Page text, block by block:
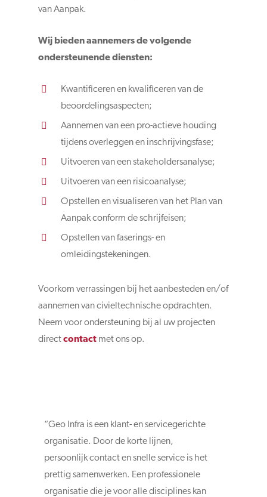
van Aanpak.
Wij bieden aannemers de volgende
ondersteunende diensten:
Kwantificeren en kwalificeren van de
beoordelingsaspecten;
Aannemen van een pro-actieve houding
tijdens overleggen en inschrijvingsfase;
Uitvoeren van een stakeholdersanalyse;
Uitvoeren van een risicoanalyse;
Opstellen en visualiseren van het Plan van
Aanpak conform de schrijfeisen;
Opstellen van faserings- en
omleidingstekeningen.
Voorkom verrassingen bij het aanbesteden en/of
aannemen van civieltechnische opdrachten.
Neem voor ondersteuning bij al uw projecten
directcontact met ons op.
“Geo Infra is een klant- en servicegerichte
organisatie. Door de korte lijnen,
persoonlijk contact en snelle service is het
prettig samenwerken. Een professionele
organisatie die je voor alle disciplines kan